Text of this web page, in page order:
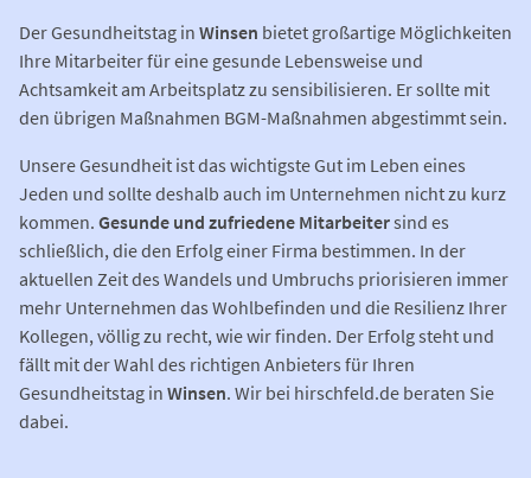
Der Gesundheitstag in Winsen bietet großartige Möglichkeiten
Ihre Mitarbeiter für eine gesunde Lebensweise und
Achtsamkeit am Arbeitsplatz zu sensibilisieren. Er sollte mit
den übrigen Maßnahmen BGM-Maßnahmen abgestimmt sein.
Unsere Gesundheit ist das wichtigste Gut im Leben eines
Jeden und sollte deshalb auch im Unternehmen nicht zu kurz
kommen. Gesunde und zufriedene Mitarbeitersind es
schließlich, die den Erfolg einer Firma bestimmen. In der
aktuellen Zeit des Wandels und Umbruchs priorisieren immer
mehr Unternehmen das Wohlbefinden und die Resilienz Ihrer
Kollegen, völlig zu recht, wie wir finden. Der Erfolg steht und
fällt mit der Wahl des richtigen Anbieters für Ihren
Gesundheitstag in Winsen. Wir bei hirschfeld.de beraten Sie
dabei.